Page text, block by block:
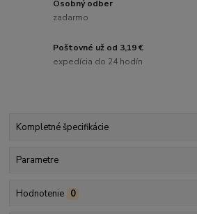
Osobný odber
zadarmo
Poštovné už od 3,19 €
expedícia do 24 hodín
Kompletné špecifikácie
Parametre
Hodnotenie 0